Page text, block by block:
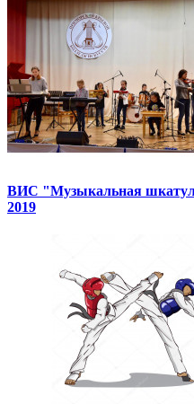
ВИС "Музыкальная
2019